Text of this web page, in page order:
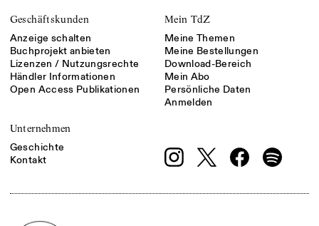
Geschäftskunden
Anzeige schalten
Buchprojekt anbieten
Lizenzen / Nutzungsrechte
Händler Informationen
Open Access Publikationen
Mein TdZ
Meine Themen
Meine Bestellungen
Download-Bereich
Mein Abo
Persönliche Daten
Anmelden
Unternehmen
Geschichte
Kontakt